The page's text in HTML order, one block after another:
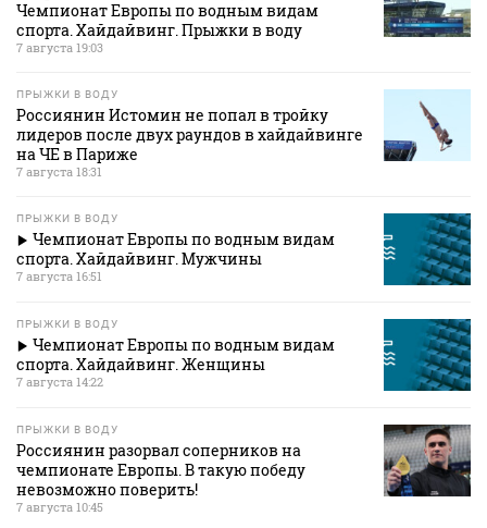
Чемпионат Европы по водным видам
спорта. Хайдайвинг. Прыжки в воду
7 августа 19:03
ПРЫЖКИ В ВОДУ
Россиянин Истомин не попал в тройку
лидеров после двух раундов в хайдайвинге
на ЧЕ в Париже
7 августа 18:31
ПРЫЖКИ В ВОДУ
Чемпионат Европы по водным видам
спорта. Хайдайвинг. Мужчины
7 августа 16:51
ПРЫЖКИ В ВОДУ
Чемпионат Европы по водным видам
спорта. Хайдайвинг. Женщины
7 августа 14:22
ПРЫЖКИ В ВОДУ
Россиянин разорвал соперников на
чемпионате Европы. В такую победу
невозможно поверить!
7 августа 10:45